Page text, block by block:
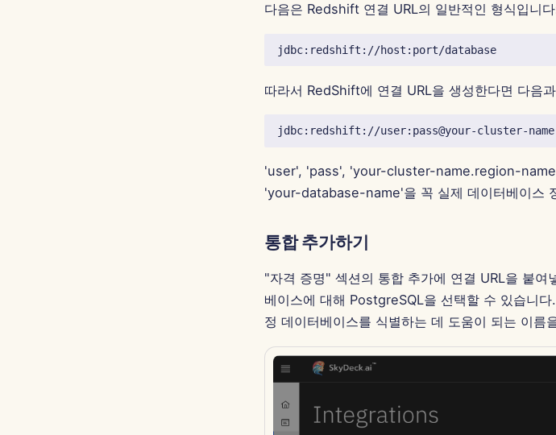
다음은 Redshift 연결 URL의 일반적인 형식입니
따라서 RedShift에 연결 URL을 생성한다면 다음
'user', 'pass', 'your-cluster-name.region-
'your-database-name'을 꼭 실제 데이터베이스
통합 추가하기
"자격 증명" 섹션의 통합 추가에 연결 URL을 붙
베이스에 대해 PostgreSQL을 선택할 수 있습니
정 데이터베이스를 식별하는 데 도움이 되는 이름